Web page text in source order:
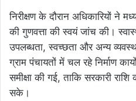
निरीक्षण के दौरान अधिकारियों ने
की गुणवत्ता की स्वयं जांच की।
उपलब्धता, स्वच्छता और अन्य
ग्राम पंचायतों में चल रहे निर्माण
समीक्षा की गई, ताकि सरकारी
सके।